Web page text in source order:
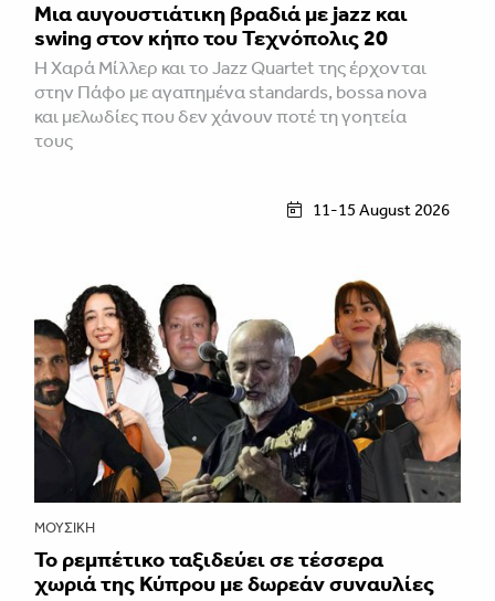
Μια αυγουστιάτικη βραδιά με jazz και
swing στον κήπο του Τεχνόπολις 20
Η Χαρά Μίλλερ και το Jazz Quartet της έρχονται
στην Πάφο με αγαπημένα standards, bossa nova
και μελωδίες που δεν χάνουν ποτέ τη γοητεία
τους
11-15 August 2026
ΜΟΥΣΙΚΉ
Το ρεμπέτικο ταξιδεύει σε τέσσερα
χωριά της Κύπρου με δωρεάν συναυλίες